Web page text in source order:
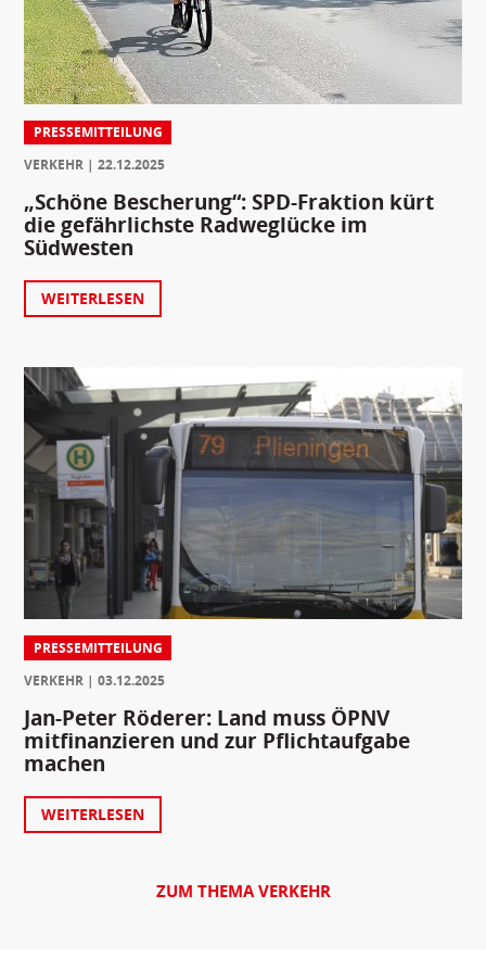
PRESSEMITTEILUNG
VERKEHR
22.12.2025
„Schöne Bescherung“: SPD-Fraktion kürt
die gefährlichste Radweglücke im
Südwesten
WEITERLESEN
PRESSEMITTEILUNG
VERKEHR
03.12.2025
Jan-Peter Röderer: Land muss ÖPNV
mitfinanzieren und zur Pflichtaufgabe
machen
WEITERLESEN
ZUM THEMA VERKEHR